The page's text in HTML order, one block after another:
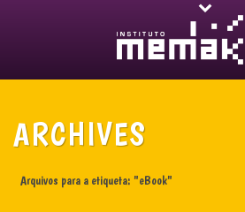
ARCHIVES
Arquivos para a etiqueta: "eBook"